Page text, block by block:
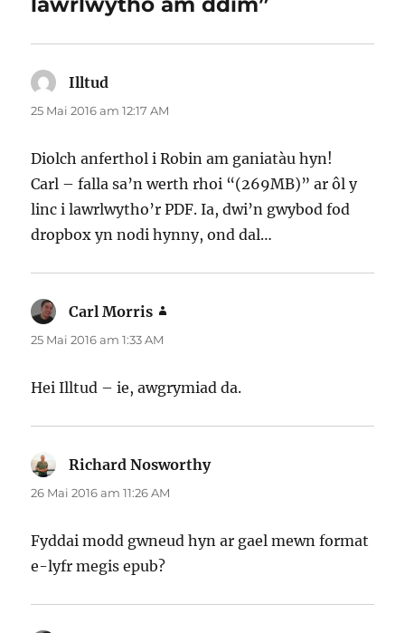
Illtud
dweud:
25 Mai 2016 am 12:17 AM
Diolch anferthol i Robin am ganiatàu hyn!
Carl – falla sa’n werth rhoi “(269MB)” ar ôl y
linc i lawrlwytho’r PDF. Ia, dwi’n gwybod fod
dropbox yn nodi hynny, ond dal…
Carl Morris
25 Mai 2016 am 1:33 AM
Hei Illtud – ie, awgrymiad da.
Richard Nosworthyyn
26 Mai 2016 am 11:26 AM
Fyddai modd gwneud hyn ar gael mewn format
e-lyfr megis epub?